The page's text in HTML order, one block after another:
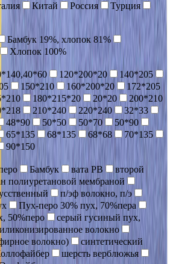
Китай Россия
Турция
Бамбук 19%, хлопок 81%
Хлопок 100%
120*200*20
140*205
150*210 160*200*20
172*205
180*215*20 20*20
200*210
210*240 220*240
32*33
48*90 50*50 50*70
50*90
65*135 68*135 68*68
70*135
90*150
Бамбук вата РВ
второй
полиуретановой мембраной
п/эф волокно, п/э
Пух-перо 30% пух, 70%пера
50%перо
серый гусиный пух,
волокно
волокно)
синтетический
шерсть верблюжья